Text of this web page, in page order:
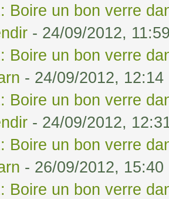
Boire un bon verre
- 24/09/2012,
Boire un bon verre
- 24/09/2012, 12:14
Boire un bon verre
- 24/09/2012,
Boire un bon verre
- 26/09/2012, 15:40
Boire un bon verre